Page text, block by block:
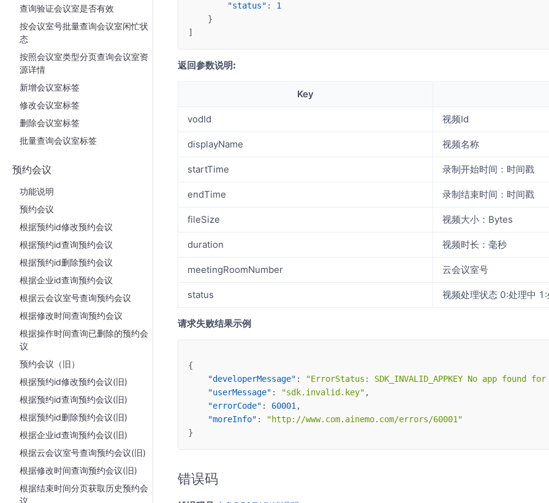
查询验证会议室是否有效
按会议室号批量查询会议室闲忙状
态
按照会议室类型分页查询会议室资
源详情
新增会议室标签
修改会议室标签
删除会议室标签
批量查询会议室标签
预约会议
功能说明
预约会议
根据预约id修改预约会议
根据预约id查询预约会议
根据预约id删除预约会议
根据企业id查询预约会议
根据云会议室号查询预约会议
根据修改时间查询预约会议
根据操作时间查询已删除的预约会
议
预约会议（旧）
根据预约id修改预约会议(旧)
根据预约id查询预约会议(旧)
根据预约id删除预约会议(旧)
根据企业id查询预约会议(旧)
根据云会议室号查询预约会议(旧)
根据修改时间查询预约会议(旧)
根据结束时间分页获取历史预约会
议
"status" : 1
    }
]
返回参数说明:
Key
vodId 视频Id
displayName 视频名称
startTime 录制开始时间：时间戳
endTime 录制结束时间：时间戳
fileSize 视频大小：Bytes
duration 视频时长：毫秒
meetingRoomNumber 云会议室号
status 视频处理状态 0:处理中
请求失败结果示例
{
"developerMessage" :
"ErrorStatus: SDK_INVALID_APPKEY No app found
"userMessage" : "sdk.invalid.key" ,
"errorCode" : 60001 ,
"moreInfo" :
"http://www.com.ainemo.com/errors/60001"
}
错误码